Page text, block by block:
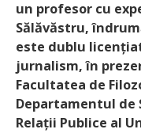
un profesor cu
Sălăvăstru,
este dublu
jurnalism, în
Facultatea de
Departamentul de
Relații Publice al